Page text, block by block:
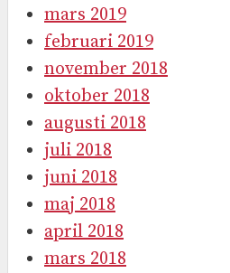
mars 2019
februari 2019
november 2018
oktober 2018
augusti 2018
juli 2018
juni 2018
maj 2018
april 2018
mars 2018